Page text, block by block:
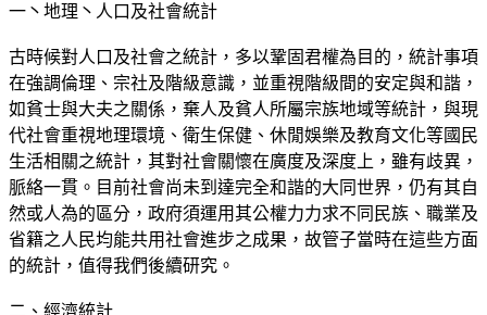
一丶地理丶人口及社會統計
古時候對人口及社會之統計，多以鞏固君權為目的，統計事項
在強調倫理、宗社及階級意識，並重視階級間的安定與和諧，
如貧士與大夫之關係，棄人及貧人所屬宗族地域等統計，與現
代社會重視地理環境、衛生保健、休閒娛樂及教育文化等國民
生活相關之統計，其對社會關懷在廣度及深度上，雖有歧異，
脈絡一貫。目前社會尚未到達完全和諧的大同世界，仍有其自
然或人為的區分，政府須運用其公權力力求不同民族、職業及
省籍之人民均能共用社會進步之成果，故管子當時在這些方面
的統計，值得我們後續研究。
二、經濟統計